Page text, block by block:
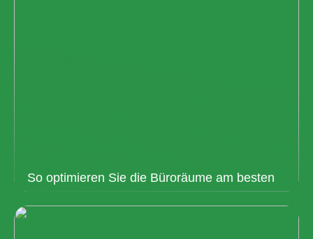
So optimieren Sie die Büroräume am besten